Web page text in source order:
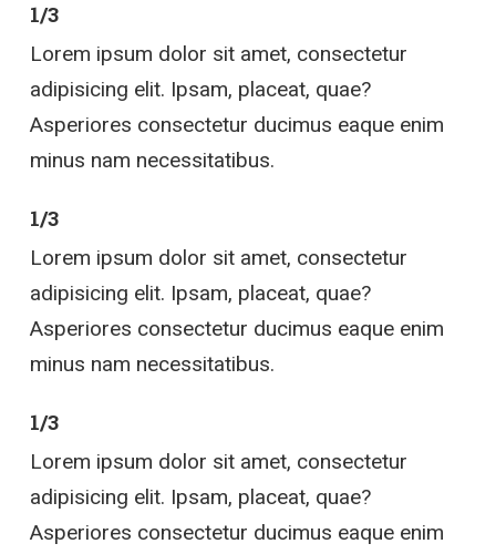
1/3
Lorem ipsum dolor sit amet, consectetur
adipisicing elit. Ipsam, placeat, quae?
Asperiores consectetur ducimus eaque enim
minus nam necessitatibus.
1/3
Lorem ipsum dolor sit amet, consectetur
adipisicing elit. Ipsam, placeat, quae?
Asperiores consectetur ducimus eaque enim
minus nam necessitatibus.
1/3
Lorem ipsum dolor sit amet, consectetur
adipisicing elit. Ipsam, placeat, quae?
Asperiores consectetur ducimus eaque enim